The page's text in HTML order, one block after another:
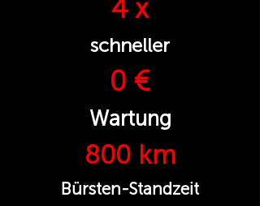
4 x
schneller
0 €
Wartung
800 km
Bürsten-Standzeit